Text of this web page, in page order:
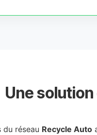
Une
du réseau Recycle Auto